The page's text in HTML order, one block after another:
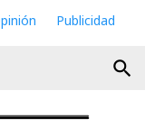
Publicidad
search